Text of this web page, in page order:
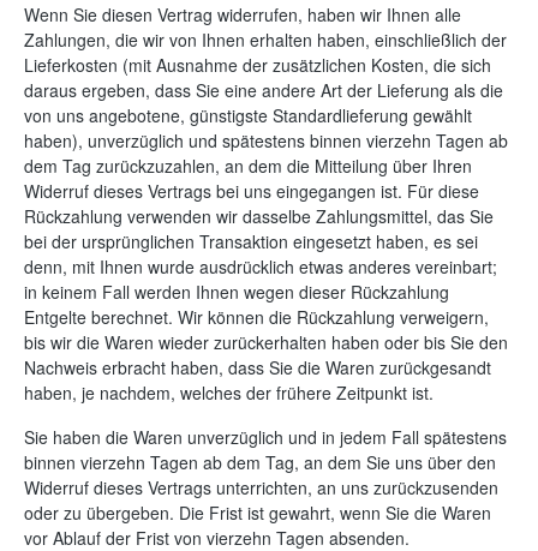
Wenn Sie diesen Vertrag widerrufen, haben wir Ihnen alle
Zahlungen, die wir von Ihnen erhalten haben, einschließlich der
Lieferkosten (mit Ausnahme der zusätzlichen Kosten, die sich
daraus ergeben, dass Sie eine andere Art der Lieferung als die
von uns angebotene, günstigste Standardlieferung gewählt
haben), unverzüglich und spätestens binnen vierzehn Tagen ab
dem Tag zurückzuzahlen, an dem die Mitteilung über Ihren
Widerruf dieses Vertrags bei uns eingegangen ist. Für diese
Rückzahlung verwenden wir dasselbe Zahlungsmittel, das Sie
bei der ursprünglichen Transaktion eingesetzt haben, es sei
denn, mit Ihnen wurde ausdrücklich etwas anderes vereinbart;
in keinem Fall werden Ihnen wegen dieser Rückzahlung
Entgelte berechnet. Wir können die Rückzahlung verweigern,
bis wir die Waren wieder zurückerhalten haben oder bis Sie den
Nachweis erbracht haben, dass Sie die Waren zurückgesandt
haben, je nachdem, welches der frühere Zeitpunkt ist.
Sie haben die Waren unverzüglich und in jedem Fall spätestens
binnen vierzehn Tagen ab dem Tag, an dem Sie uns über den
Widerruf dieses Vertrags unterrichten, an uns zurückzusenden
oder zu übergeben. Die Frist ist gewahrt, wenn Sie die Waren
vor Ablauf der Frist von vierzehn Tagen absenden.